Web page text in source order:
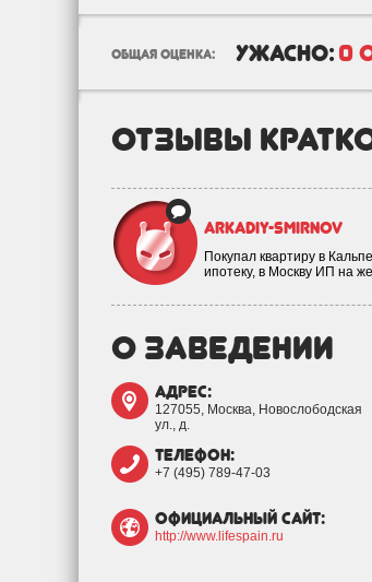
общая оценка: ужасно: 0
отзывы
arkadiy-smirnov
Покупал квартиру в
ипотеку, в Москву ИП на
о заведении
адрес:
127055, Москва, Новослободская
ул., д.
телефон:
+7 (495) 789-47-03
официальный сайт:
http://www.lifespain.ru